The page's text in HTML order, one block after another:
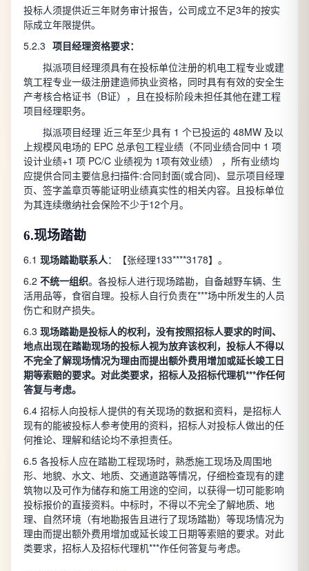
投标人须提供近三年财务审计报告，公司成立不足3年的按实
际成立年限提供。
5.2.3 项目经理资格要求：
拟派项目经理须具有在投标单位注册的机电工程专业或建
筑工程专业一级注册建造师执业资格，同时具有有效的安全生
产考核合格证书（B证），且在投标阶段未担任其他在建工程
项目经理职务。
拟派项目经理 近三年至少具有 1 个已投运的 48MW 及以
上规模风电场的 EPC 总承包工程业绩（不同业绩合同中 1 项
设计业绩+1 项 PC/C 业绩视为 1项有效业绩） ，所有业绩均
应提供合同主要信息扫描件:合同封面(或合同)、显示项目经理
页、签字盖章页等能证明业绩真实性的相关内容。且投标单位
为其连续缴纳社会保险不少于12个月。
6.现场踏勘
6.1 现场踏勘联系人：【张经理133****3178】。
6.2 不统一组织。各投标人进行现场踏勘，自备越野车辆、生
活用品等，食宿自理。投标人自行负责在***场中所发生的人员
伤亡和财产损失。
6.3 现场踏勘是投标人的权利，没有按照招标人要求的时间、
地点出现在踏勘现场的投标人视为放弃该权利，投标人不得以
不完全了解现场情况为理由而提出额外费用增加或延长竣工日
期等索赔的要求。对此类要求，招标人及招标代理机***作任何
答复与考虑。
6.4 招标人向投标人提供的有关现场的数据和资料，是招标人
现有的能被投标人参考使用的资料，招标人对投标人做出的任
何推论、理解和结论均不承担责任。
6.5 各投标人应在踏勘工程现场时，熟悉施工现场及周围地
形、地貌、水文、地质、交通道路等情况，仔细检查现有的建
筑物以及可作为储存和施工用途的空间，以获得一切可能影响
投标报价的直接资料。中标时，不得以不完全了解地质、地
理、自然环境（有地勘报告且进行了现场踏勘）等现场情况为
理由而提出额外费用增加或延长竣工日期等索赔的要求。对此
类要求，招标人及招标代理机***作任何答复与考虑。